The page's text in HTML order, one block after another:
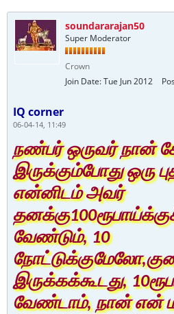
soundararajan50
Super Moderator
Crown
Join Date:Tue Jun 2012
IQ corner
06-04-14, 11:49
நண்பர் ஒருவர் நான்
இருக்கும்போது ஒரு
என்னிடம் அவர்
வேண்டும், 10
இருக்கக்கூடது,
வேண்டாம், நான் என்